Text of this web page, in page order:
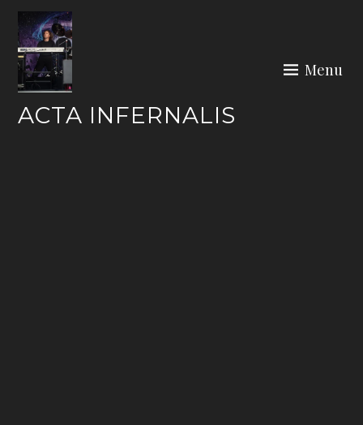
Skip
content
ACTA INFERNALIS
Menu